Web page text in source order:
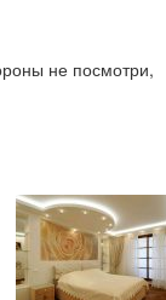
не посмотри,